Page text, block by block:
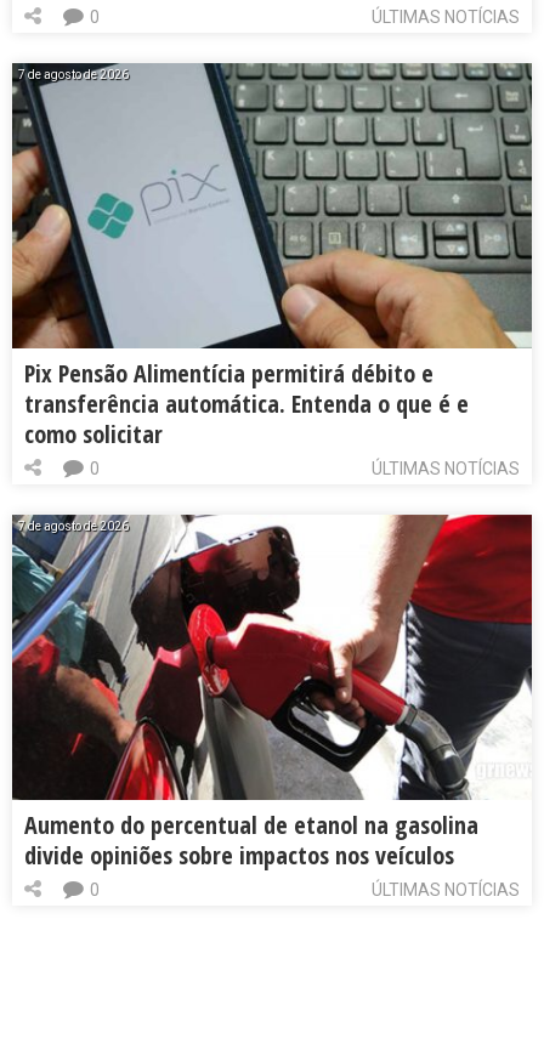
ÚLTIMAS NOTÍCIAS
0
7 de agosto de 2026
Pix Pensão Alimentícia permitirá débito e
transferência automática. Entenda o que é e
como solicitar
ÚLTIMAS NOTÍCIAS
0
7 de agosto de 2026
Aumento do percentual de etanol na gasolina
divide opiniões sobre impactos nos veículos
ÚLTIMAS NOTÍCIAS
0